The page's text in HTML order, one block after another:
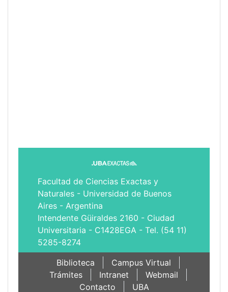
Facultad de Ciencias Exactas y
Naturales - Universidad de Buenos
Aires - Argentina
Intendente Güiraldes 2160 - Ciudad
Universitaria - C1428EGA - Tel. (54 11)
5285-8274
Biblioteca
Campus Virtual
Trámites
Intranet
Webmail
Contacto
UBA